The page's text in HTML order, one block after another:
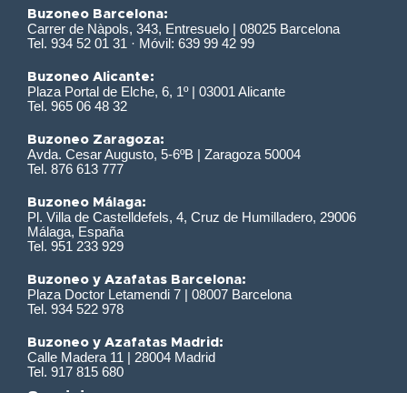
Buzoneo Barcelona:
Carrer de Nàpols, 343, Entresuelo | 08025 Barcelona
Tel. 934 52 01 31 · Móvil: 639 99 42 99
Buzoneo Alicante:
Plaza Portal de Elche, 6, 1º | 03001 Alicante
Tel. 965 06 48 32
Buzoneo Zaragoza:
Avda. Cesar Augusto, 5-6ºB | Zaragoza 50004
Tel. 876 613 777
Buzoneo Málaga:
Pl. Villa de Castelldefels, 4, Cruz de Humilladero, 29006
Málaga, España
Tel. 951 233 929
Buzoneo y Azafatas Barcelona:
Plaza Doctor Letamendi 7 | 08007 Barcelona
Tel. 934 522 978
Buzoneo y Azafatas Madrid:
Calle Madera 11 | 28004 Madrid
Tel. 917 815 680